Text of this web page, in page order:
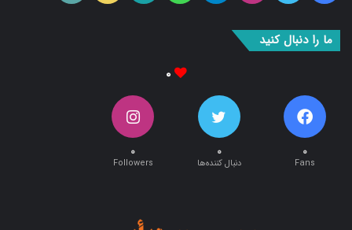
ما را دنبال کنید
۰
۰
Fans
۰
دنبال کننده‌ها
۰
Followers